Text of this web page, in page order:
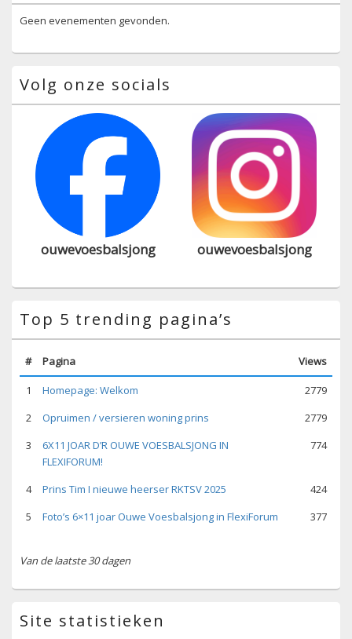
Geen evenementen gevonden.
Volg onze socials
ouwevoesbalsjong ouwevoesbalsjong
Top 5 trending pagina’s
# Pagina Views
1 Homepage: Welkom
2779
2
Opruimen / versieren woning prins
2779
3
6X11 JOAR D’R OUWE VOESBALSJONG IN
FLEXIFORUM!
774
4 Prins Tim I nieuwe heerser RKTSV 2025
424
5
Foto’s 6×11 joar Ouwe Voesbalsjong in FlexiForum 377
Van de laatste 30 dagen
Site statistieken